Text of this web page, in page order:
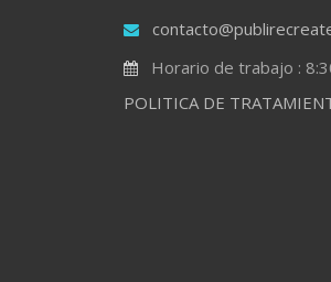
Horario de trabajo :
POLITICA DE